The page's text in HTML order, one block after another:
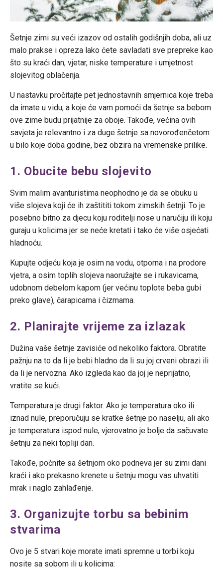
Šetnje zimi su veći izazov od ostalih godišnjih doba, ali uz
malo prakse i opreza lako ćete savladati sve prepreke kao
što su kraći dan, vjetar, niske temperature i umjetnost
slojevitog oblačenja.
U nastavku pročitajte pet jednostavnih smjernica koje treba
da imate u vidu, a koje će vam pomoći da šetnje sa bebom
ove zime budu prijatnije za oboje. Takođe, većina ovih
savjeta je relevantno i za duge šetnje sa novorođenčetom
u bilo koje doba godine, bez obzira na vremenske prilike.
1. Obucite bebu slojevito
Svim malim avanturistima neophodno je da se obuku u
više slojeva koji će ih zaštititi tokom zimskih šetnji. To je
posebno bitno za djecu koju roditelji nose u naručiju ili koju
guraju u kolicima jer se neće kretati i tako će više osjećati
hladnoću.
Kupujte odjeću koja je osim na vodu, otporna i na prodore
vjetra, a osim toplih slojeva naoružajte se i rukavicama,
udobnom debelom kapom (jer većinu toplote beba gubi
preko glave), čarapicama i čizmama.
2. Planirajte vrijeme za izlazak
Dužina vaše šetnje zavisiće od nekoliko faktora. Obratite
pažnju na to da li je bebi hladno da li su joj crveni obrazi ili
da li je nervozna. Ako izgleda kao da joj je neprijatno,
vratite se kući.
Temperatura je drugi faktor. Ako je temperatura oko ili
iznad nule, preporučuju se kratke šetnje po naselju, ali ako
je temperatura ispod nule, vjerovatno je bolje da sačuvate
šetnju za neki topliji dan.
Takođe, počnite sa šetnjom oko podneva jer su zimi dani
kraći i ako prekasno krenete u šetnju mogu vas uhvatiti
mrak i naglo zahlađenje.
3. Organizujte torbu sa bebinim
stvarima
Ovo je 5 stvari koje morate imati spremne u torbi koju
nosite sa sobom ili u kolicima: